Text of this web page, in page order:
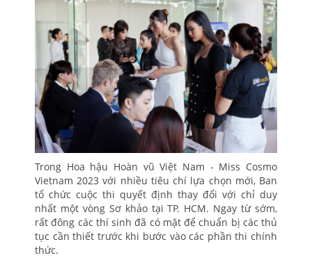
Trong Hoa hậu Hoàn vũ Việt Nam - Miss Cosmo
Vietnam 2023 với nhiều tiêu chí lựa chọn mới, Ban
tổ chức cuộc thi quyết định thay đổi với chỉ duy
nhất một vòng Sơ khảo tại TP. HCM. Ngay từ sớm,
rất đông các thí sinh đã có mặt để chuẩn bị các thủ
tục cần thiết trước khi bước vào các phần thi chính
thức.